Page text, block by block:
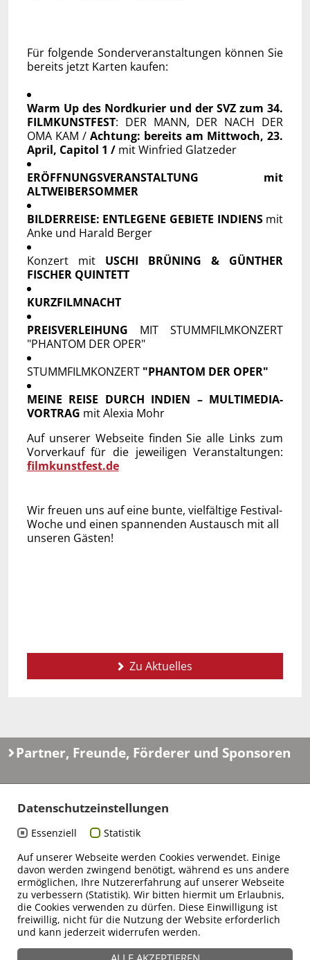
Für folgende Sonderveranstaltungen können Sie
bereits jetzt Karten kaufen:
Warm Up des Nordkurier und der SVZ zum 34.
FILMKUNSTFEST: DER MANN, DER NACH DER
OMA KAM / Achtung: bereits am Mittwoch, 23.
April, Capitol 1 / mit Winfried Glatzeder
ERÖFFNUNGSVERANSTALTUNG mit
ALTWEIBERSOMMER
BILDERREISE: ENTLEGENE GEBIETE INDIENSmit
Anke und Harald Berger
Konzert mit USCHI BRÜNING & GÜNTHER
FISCHER QUINTETT
KURZFILMNACHT
PREISVERLEIHUNG MIT STUMMFILMKONZERT
"PHANTOM DER OPER"
STUMMFILMKONZERT "PHANTOM DER OPER"
MEINE REISE DURCH INDIEN – MULTIMEDIA-
VORTRAG mit Alexia Mohr
Auf unserer Webseite finden Sie alle Links zum
Vorverkauf für die jeweiligen Veranstaltungen:
filmkunstfest.de
Wir freuen uns auf eine bunte, vielfältige Festival-
Woche und einen spannenden Austausch mit all
unseren Gästen!
Zu Aktuelles
Partner, Freunde, Förderer und Sponsoren
Datenschutzeinstellungen
Essenziell
Statistik
Auf unserer Webseite werden Cookies verwendet. Einige
davon werden zwingend benötigt, während es uns andere
ermöglichen, Ihre Nutzererfahrung auf unserer Webseite
zu verbessern (Statistik). Wir bitten hiermit um Erlaubnis,
die Cookies verwenden zu dürfen. Diese Einwilligung ist
freiwillig, nicht für die Nutzung der Website erforderlich
und kann jederzeit widerrufen werden.